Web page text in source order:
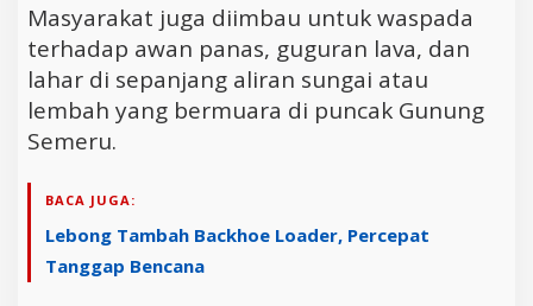
Masyarakat juga diimbau untuk waspada
terhadap awan panas, guguran lava, dan
lahar di sepanjang aliran sungai atau
lembah yang bermuara di puncak Gunung
Semeru.
BACA JUGA:
Lebong Tambah Backhoe Loader, Percepat
Tanggap Bencana